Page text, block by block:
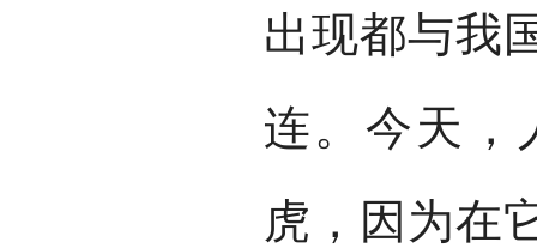
出现都与我
连。今天，
虎，因为在